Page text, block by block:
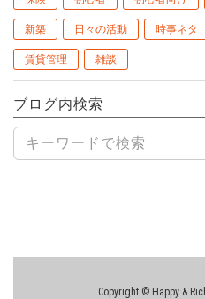
新築 日々の活動 時事ネタ
賃貸管理 雑談
ブログ内検索
Copyright © Happy &